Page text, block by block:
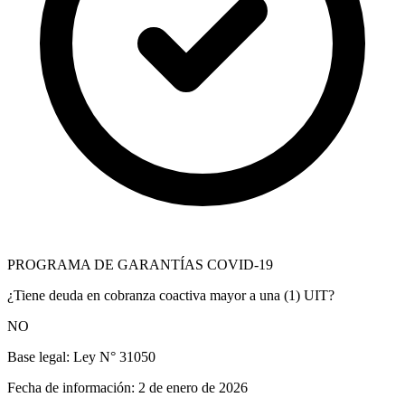
PROGRAMA DE GARANTÍAS COVID-19
¿Tiene deuda en cobranza coactiva mayor a una (1) UIT?
NO
Base legal: Ley N° 31050
Fecha de información: 2 de enero de 2026